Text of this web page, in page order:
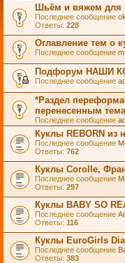
Шьём и вяжем для
Последнее сообщение
Ответы: 228
Оглавление тем о
Последнее сообщение
Подфорум НАШИ
Последнее сообщение
*Раздел
перенесенным
Последнее сообщение
Куклы REBORN из
Последнее сообщение
Ответы: 762
Куклы Corolle,
Последнее сообщение
Ответы: 297
Куклы BABY SO
Последнее сообщение
Ответы: 116
Куклы EuroGirls
Последнее сообщение
Ответы: 383